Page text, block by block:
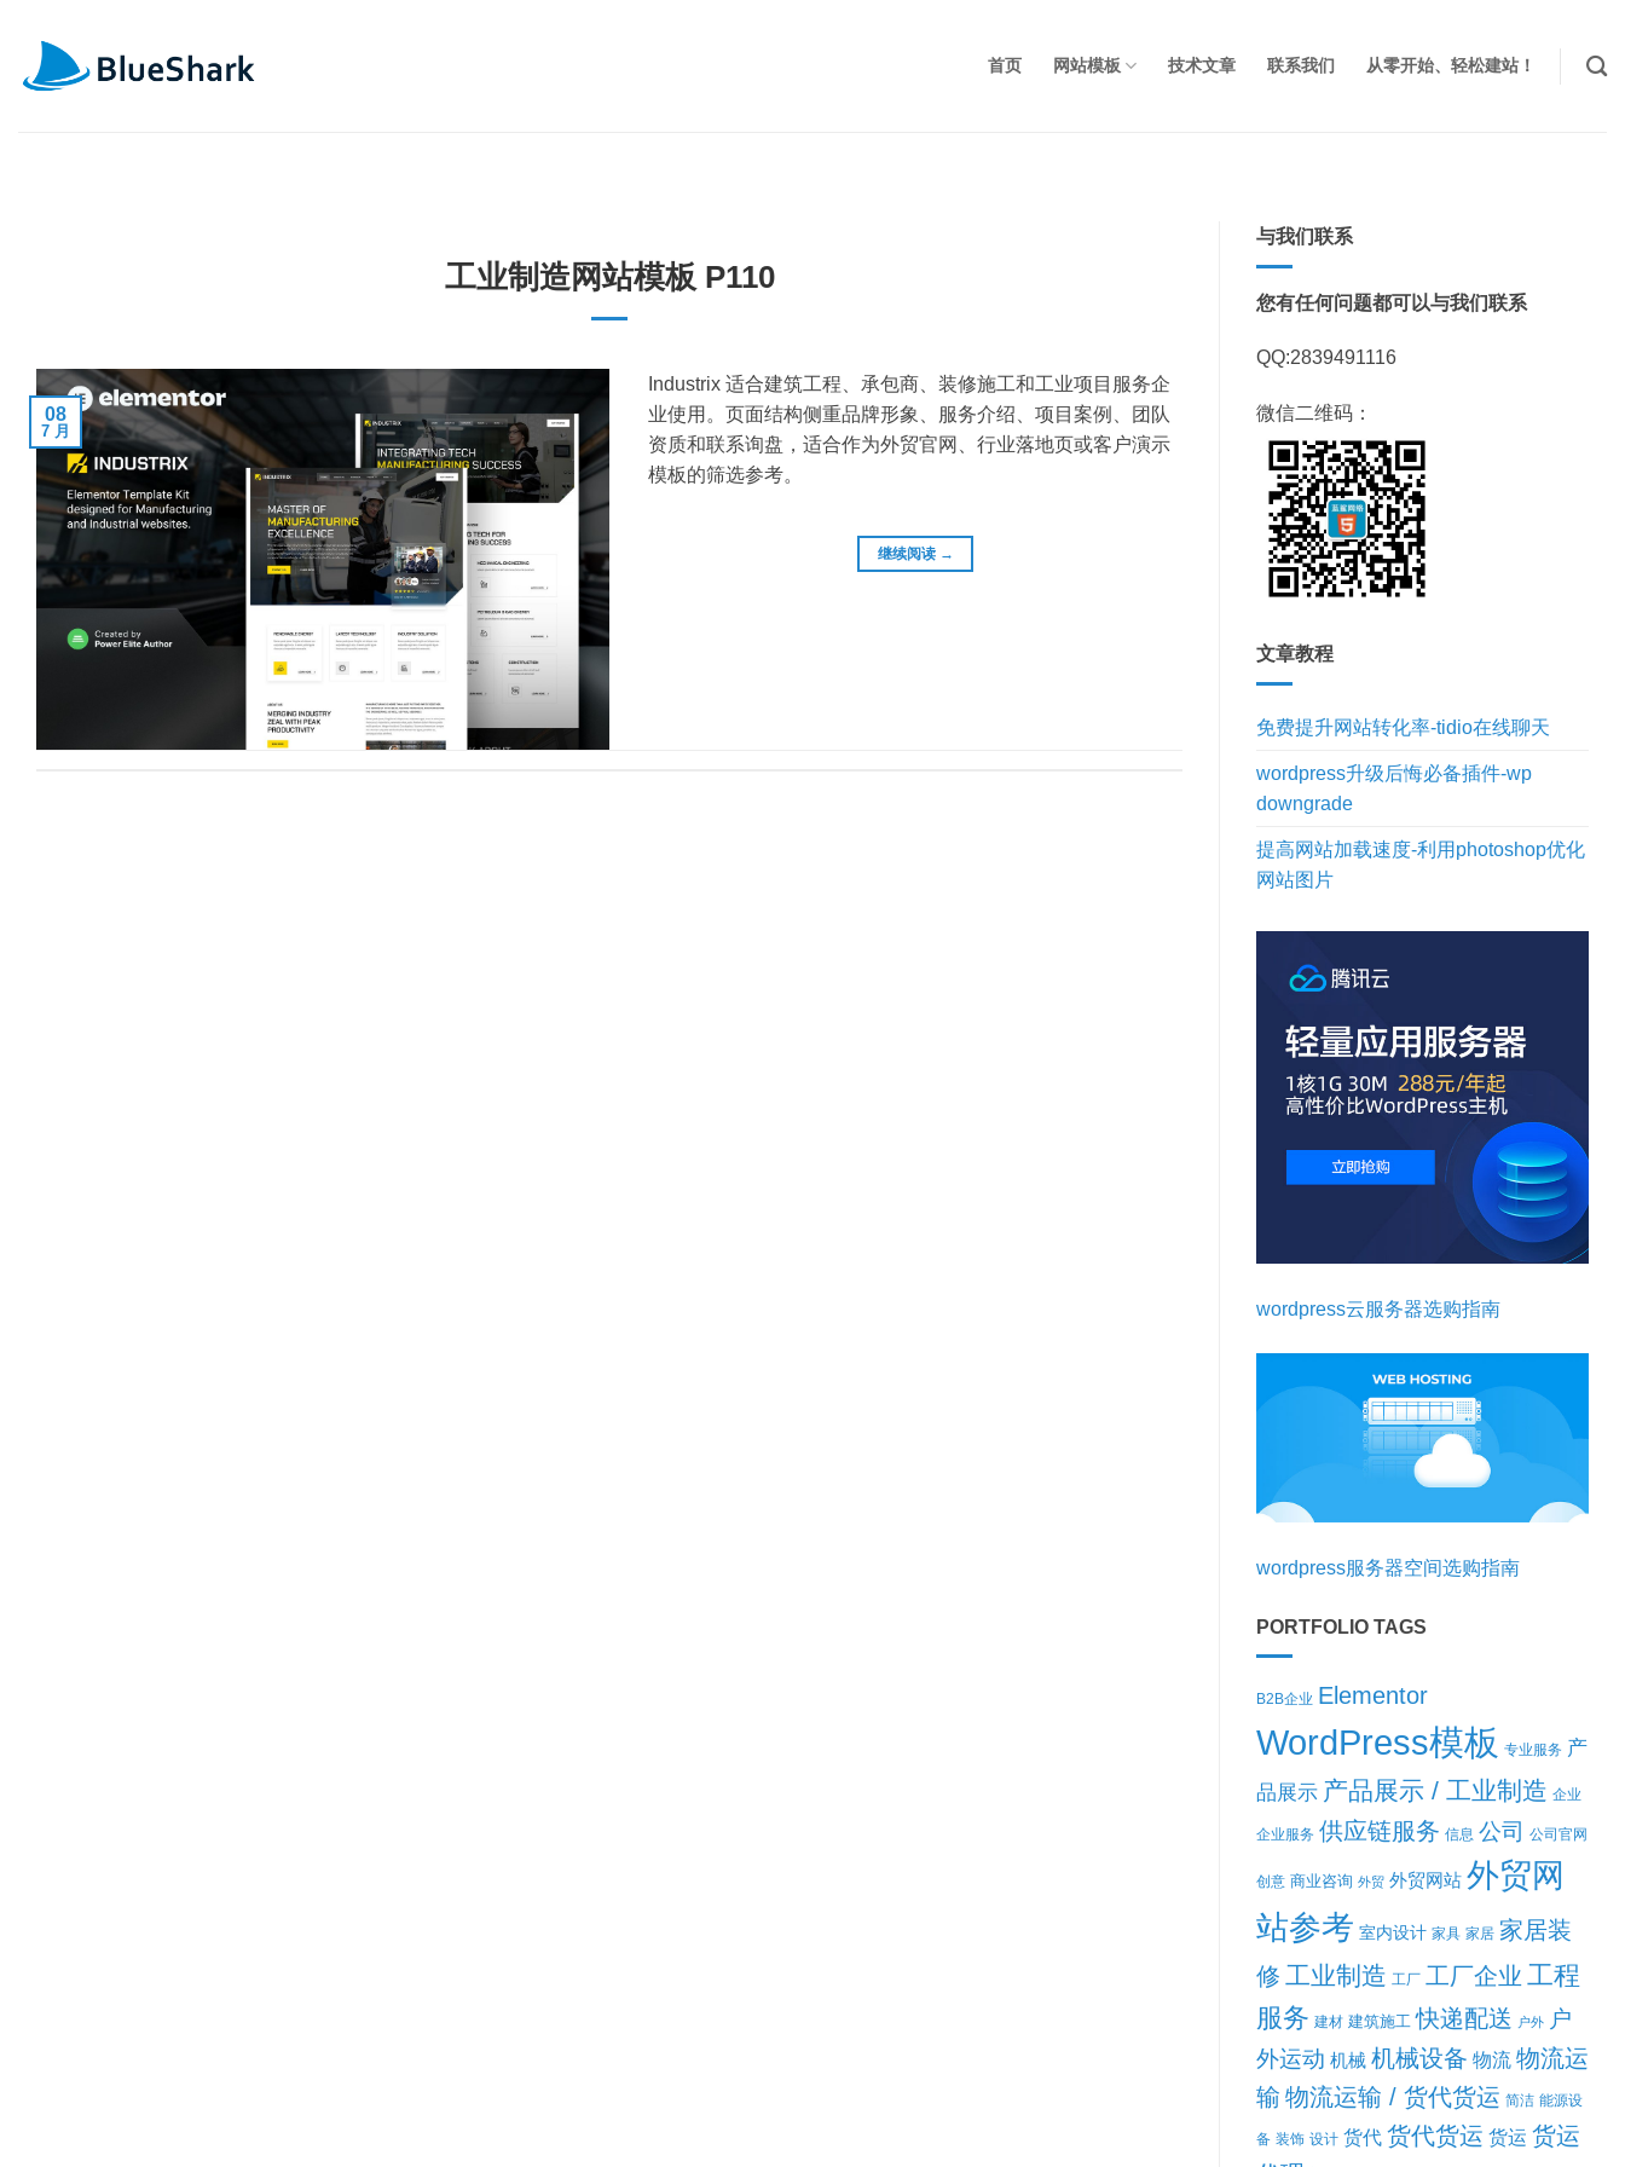
首页 网站模板 技术文章 联系我们 从零开始、轻松建站！
工业制造网站模板 P110
08
7 月
Industrix 适合建筑工程、承包商、装修施工和工业项目服务企
业使用。页面结构侧重品牌形象、服务介绍、项目案例、团队
资质和联系询盘，适合作为外贸官网、行业落地页或客户演示
模板的筛选参考。
继续阅读 →
与我们联系
您有任何问题都可以与我们联系
QQ:2839491116
微信二维码：
文章教程
免费提升网站转化率-tidio在线聊天
wordpress升级后悔必备插件-wp
downgrade
提高网站加载速度-利用photoshop优化
网站图片
wordpress云服务器选购指南
wordpress服务器空间选购指南
PORTFOLIO TAGS
B2B企业 Elementor
WordPress模板 专业服务 产
品展示 产品展示 / 工业制造 企业
企业服务 供应链服务 信息 公司 公司官网
创意 商业咨询 外贸 外贸网站 外贸网
站参考 室内设计 家具 家居 家居装
修 工业制造 工厂 工厂企业 工程
服务 建材 建筑施工 快递配送 户外
户
外运动 机械 机械设备 物流 物流运
输 物流运输 / 货代货运 简洁 能源设
备 装饰 设计 货代 货代货运 货运 货运